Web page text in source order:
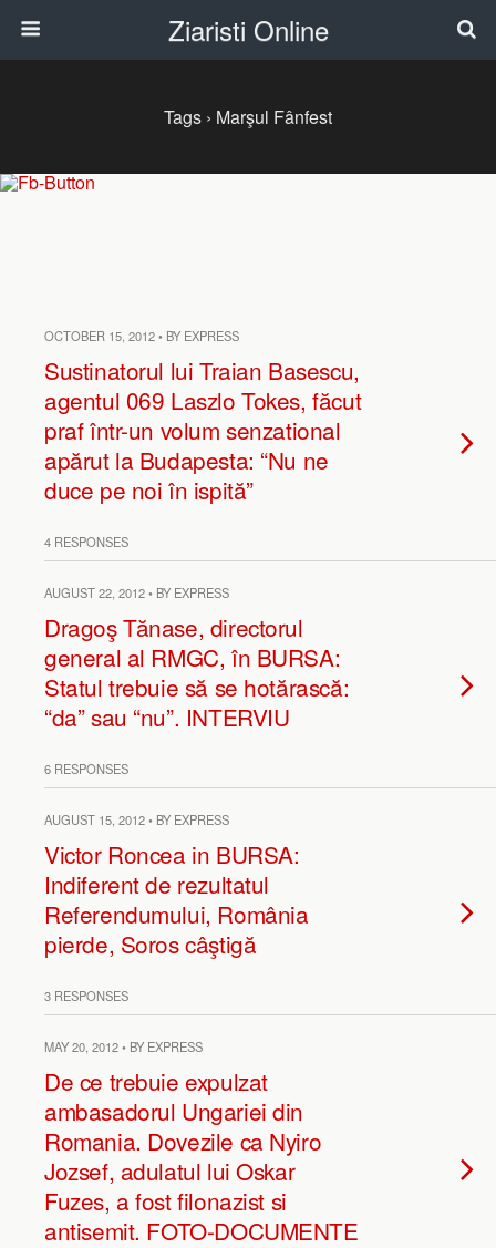
Ziaristi Online
Tags › Marşul Fânfest
OCTOBER 15, 2012 • BY EXPRESS
Sustinatorul lui Traian Basescu,
agentul 069 Laszlo Tokes, făcut
praf într-un volum senzational
apărut la Budapesta: “Nu ne
duce pe noi în ispită”
4 RESPONSES
AUGUST 22, 2012 • BY EXPRESS
Dragoş Tănase, directorul
general al RMGC, în BURSA:
Statul trebuie să se hotărască:
“da” sau “nu”. INTERVIU
6 RESPONSES
AUGUST 15, 2012 • BY EXPRESS
Victor Roncea in BURSA:
Indiferent de rezultatul
Referendumului, România
pierde, Soros câştigă
3 RESPONSES
MAY 20, 2012 • BY EXPRESS
De ce trebuie expulzat
ambasadorul Ungariei din
Romania. Dovezile ca Nyiro
Jozsef, adulatul lui Oskar
Fuzes, a fost filonazist si
antisemit. FOTO-DOCUMENTE